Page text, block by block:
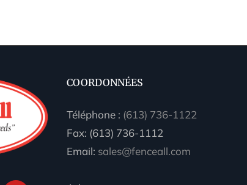
COORDONNÉES
Téléphone : (613) 736-1122
Fax: (613) 736-1112
Email: sales@fenceall.com